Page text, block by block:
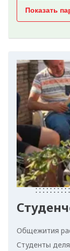
Показать
Общежития
Студенты